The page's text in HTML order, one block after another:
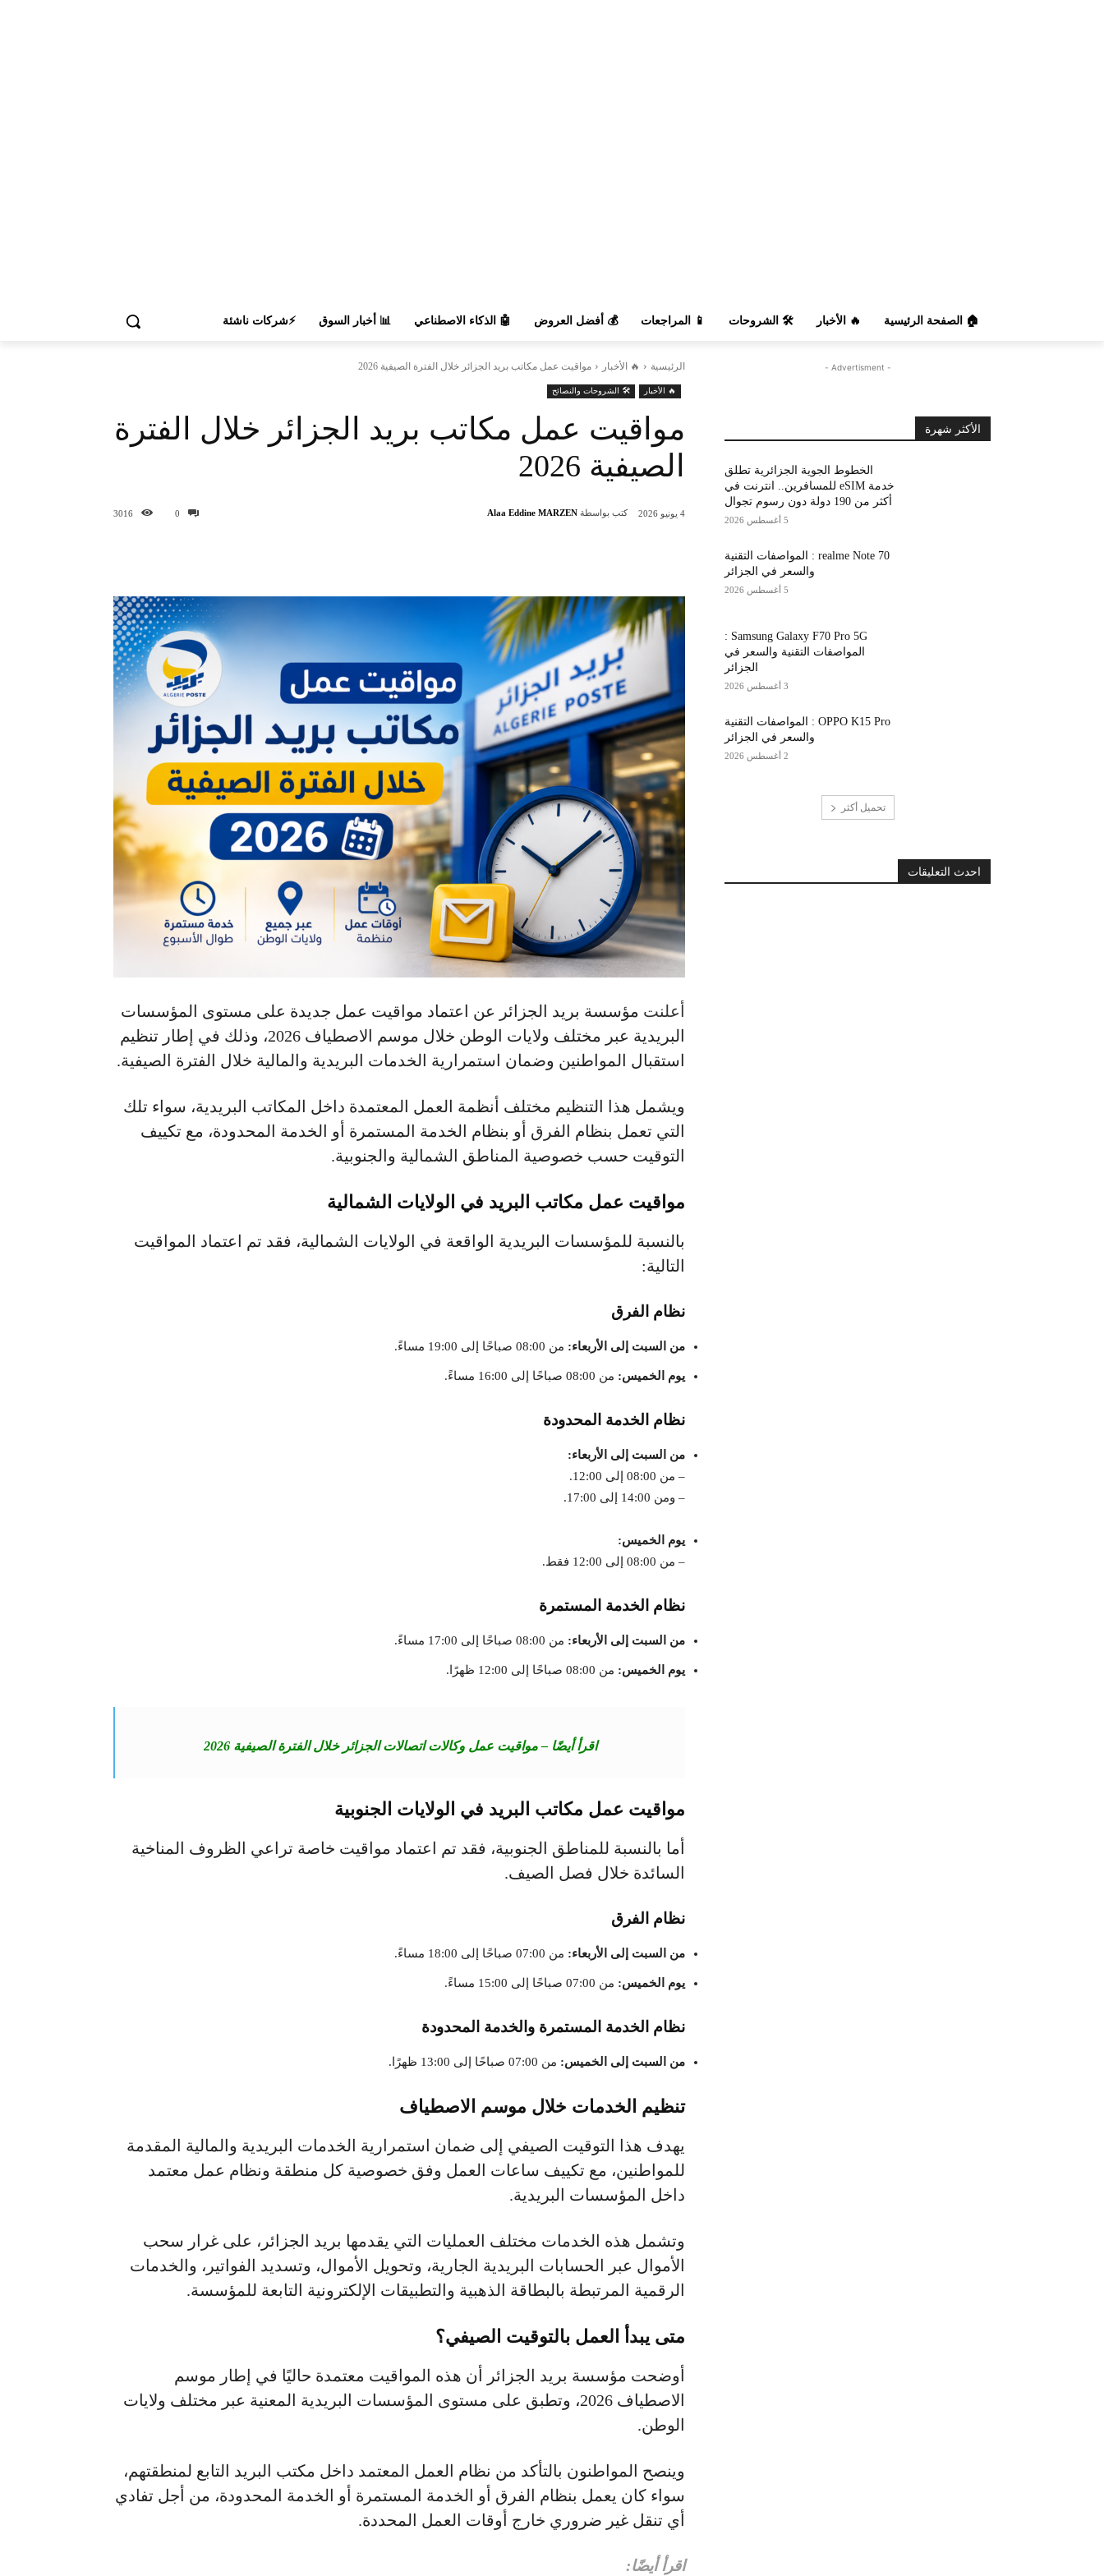
🏠 الصفحة الرئيسية 🔥 الأخبار 🛠️ الشروحات 📱 المراجعات 💰 أفضل العروض 🤖 الذكاء الاصطناعي 📊 أخبار السوق ⚡شركات ناشئة
الرئيسية 🔥 الأخبار مواقيت عمل مكاتب بريد الجزائر خلال الفترة الصيفية 2026
🔥 الأخبار 🛠️ الشروحات والنصائح
مواقيت عمل مكاتب بريد الجزائر خلال الفترة
الصيفية 2026
0
3016 4 يونيو 2026 كتب بواسطة Alaa Eddine MARZEN
أعلنت مؤسسة بريد الجزائر عن اعتماد مواقيت عمل جديدة على مستوى المؤسسات
البريدية عبر مختلف ولايات الوطن خلال موسم الاصطياف 2026، وذلك في إطار تنظيم
استقبال المواطنين وضمان استمرارية الخدمات البريدية والمالية خلال الفترة الصيفية.
ويشمل هذا التنظيم مختلف أنظمة العمل المعتمدة داخل المكاتب البريدية، سواء تلك
التي تعمل بنظام الفرق أو بنظام الخدمة المستمرة أو الخدمة المحدودة، مع تكييف
التوقيت حسب خصوصية المناطق الشمالية والجنوبية.
مواقيت عمل مكاتب البريد في الولايات الشمالية
بالنسبة للمؤسسات البريدية الواقعة في الولايات الشمالية، فقد تم اعتماد المواقيت
التالية:
نظام الفرق
من السبت إلى الأربعاء: من 08:00 صباحًا إلى 19:00 مساءً.
يوم الخميس: من 08:00 صباحًا إلى 16:00 مساءً.
نظام الخدمة المحدودة
من السبت إلى الأربعاء:
– من 08:00 إلى 12:00.
– ومن 14:00 إلى 17:00.
يوم الخميس:
– من 08:00 إلى 12:00 فقط.
نظام الخدمة المستمرة
من السبت إلى الأربعاء: من 08:00 صباحًا إلى 17:00 مساءً.
يوم الخميس: من 08:00 صباحًا إلى 12:00 ظهرًا.
اقرأ أيضًا – مواقيت عمل وكالات اتصالات الجزائر خلال الفترة الصيفية 2026
مواقيت عمل مكاتب البريد في الولايات الجنوبية
أما بالنسبة للمناطق الجنوبية، فقد تم اعتماد مواقيت خاصة تراعي الظروف المناخية
السائدة خلال فصل الصيف.
نظام الفرق
من السبت إلى الأربعاء: من 07:00 صباحًا إلى 18:00 مساءً.
يوم الخميس: من 07:00 صباحًا إلى 15:00 مساءً.
نظام الخدمة المستمرة والخدمة المحدودة
من السبت إلى الخميس: من 07:00 صباحًا إلى 13:00 ظهرًا.
تنظيم الخدمات خلال موسم الاصطياف
يهدف هذا التوقيت الصيفي إلى ضمان استمرارية الخدمات البريدية والمالية المقدمة
للمواطنين، مع تكييف ساعات العمل وفق خصوصية كل منطقة ونظام عمل معتمد
داخل المؤسسات البريدية.
وتشمل هذه الخدمات مختلف العمليات التي يقدمها بريد الجزائر، على غرار سحب
الأموال عبر الحسابات البريدية الجارية، وتحويل الأموال، وتسديد الفواتير، والخدمات
الرقمية المرتبطة بالبطاقة الذهبية والتطبيقات الإلكترونية التابعة للمؤسسة.
متى يبدأ العمل بالتوقيت الصيفي؟
أوضحت مؤسسة بريد الجزائر أن هذه المواقيت معتمدة حاليًا في إطار موسم
الاصطياف 2026، وتطبق على مستوى المؤسسات البريدية المعنية عبر مختلف ولايات
الوطن.
وينصح المواطنون بالتأكد من نظام العمل المعتمد داخل مكتب البريد التابع لمنطقتهم،
سواء كان يعمل بنظام الفرق أو الخدمة المستمرة أو الخدمة المحدودة، من أجل تفادي
أي تنقل غير ضروري خارج أوقات العمل المحددة.
اقرأ أيضًا:
- Advertisment -
الأكثر شهرة
الخطوط الجوية الجزائرية تطلق
خدمة eSIM للمسافرين.. انترنت في
أكثر من 190 دولة دون رسوم تجوال
5 أغسطس 2026
realme Note 70 : المواصفات التقنية
والسعر في الجزائر
5 أغسطس 2026
Samsung Galaxy F70 Pro 5G :
المواصفات التقنية والسعر في
الجزائر
3 أغسطس 2026
OPPO K15 Pro : المواصفات التقنية
والسعر في الجزائر
2 أغسطس 2026
تحميل أكثر
احدث التعليقات